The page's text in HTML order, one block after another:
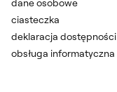
dane osobowe
ciasteczka
deklaracja dostępności
obsługa informatyczna